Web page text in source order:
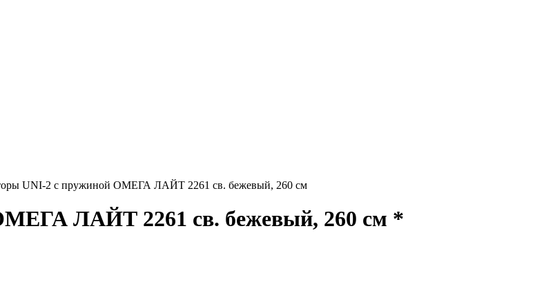
UNI-2 с пружиной ОМЕГА ЛАЙТ 2261 св. бежевый, 260 см
ЛАЙТ 2261 св. бежевый, 260 см *